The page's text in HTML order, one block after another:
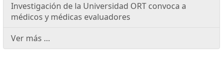
Investigación de la Universidad ORT convoca a
médicos y médicas evaluadores
Ver más …